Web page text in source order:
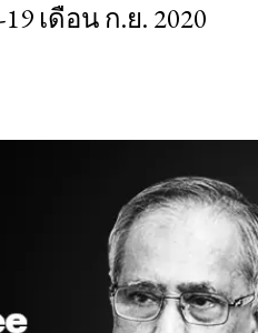
เดือน ก.ย. 2020